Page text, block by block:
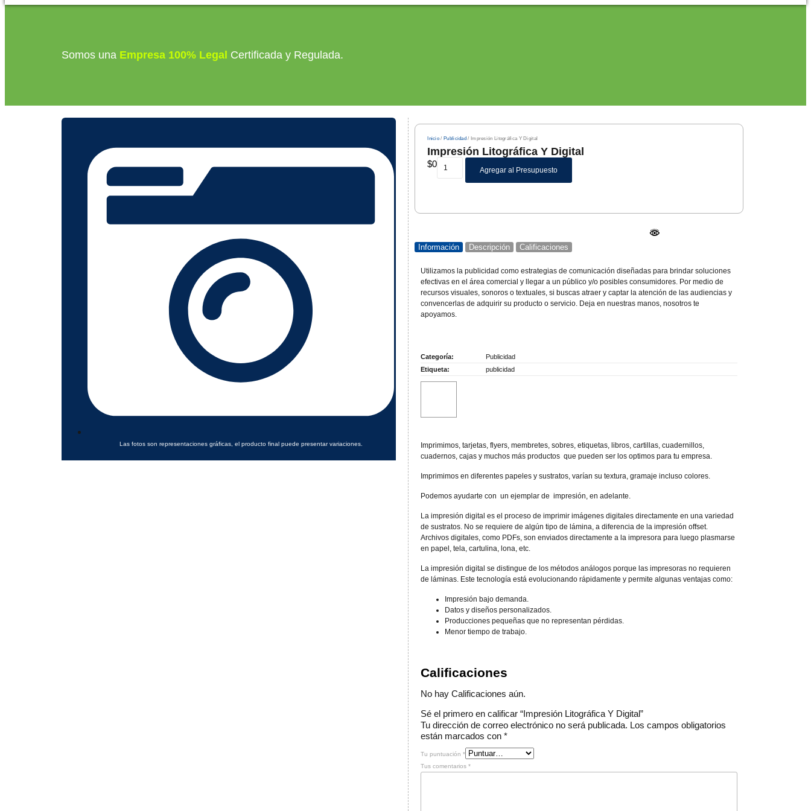
Somos una Empresa 100% Legal Certificada y Regulada.
Las fotos son representaciones gráficas, el producto final puede presentar variaciones.
Inicio /Publicidad / Impresión Litográfica Y Digital
Impresión Litográfica Y Digital
$0
Agregar al Presupuesto
Información Descripción Calificaciones
Utilizamos la publicidad como estrategias de comunicación diseñadas para brindar soluciones
efectivas en el área comercial y llegar a un público y/o posibles consumidores. Por medio de
recursos visuales, sonoros o textuales, si buscas atraer y captar la atención de las audiencias y
convencerlas de adquirir su producto o servicio. Deja en nuestras manos, nosotros te
apoyamos.
Categoría:
Publicidad
Etiqueta:
publicidad
Imprimimos, tarjetas, flyers, membretes, sobres, etiquetas, libros, cartillas, cuadernillos,
cuadernos, cajas y muchos más productos que pueden ser los optimos para tu empresa.
Imprimimos en diferentes papeles y sustratos, varían su textura, gramaje incluso colores.
Podemos ayudarte con un ejemplar de impresión, en adelante.
La impresión digital es el proceso de imprimir imágenes digitales directamente en una variedad
de sustratos. No se requiere de algún tipo de lámina, a diferencia de la impresión offset.
Archivos digitales, como PDFs, son enviados directamente a la impresora para luego plasmarse
en papel, tela, cartulina, lona, etc.
La impresión digital se distingue de los métodos análogos porque las impresoras no requieren
de láminas. Este tecnología está evolucionando rápidamente y permite algunas ventajas como:
Impresión bajo demanda.
Datos y diseños personalizados.
Producciones pequeñas que no representan pérdidas.
Menor tiempo de trabajo.
Calificaciones
No hay Calificaciones aún.
Sé el primero en calificar “Impresión Litográfica Y Digital”
Tu dirección de correo electrónico no será publicada. Los campos obligatorios
están marcados con*
Tu puntuación*
Tus comentarios*